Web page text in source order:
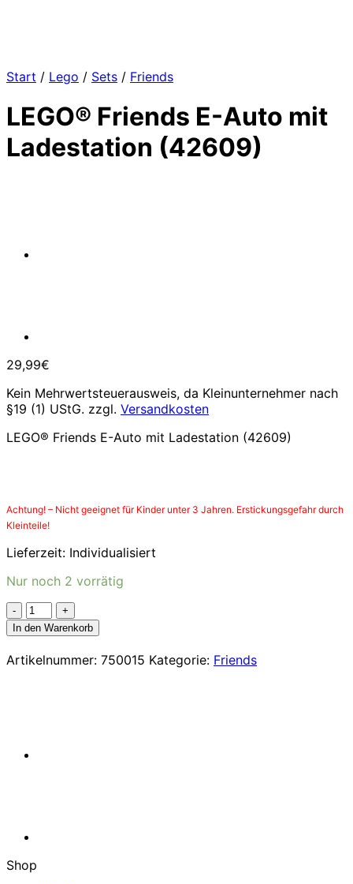
Start / Lego / Sets / Friends
LEGO® Friends E-Auto mit
Ladestation (42609)
29,99€
Kein Mehrwertsteuerausweis, da Kleinunternehmer nach
§19 (1) UStG. zzgl. Versandkosten
LEGO® Friends E-Auto mit Ladestation (42609)
Achtung! – Nicht geeignet für Kinder unter 3 Jahren. Erstickungsgefahr durch
Kleinteile!
Lieferzeit: Individualisiert
Nur noch 2 vorrätig
LEGO®
Friends
E-
Auto
In den Warenkorb
Artikelnummer: 750015 Kategorie: Friends
Shop